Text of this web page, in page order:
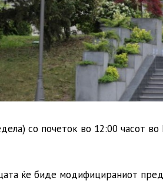
со почеток во 12:00 часот
ќе биде модифицираниот